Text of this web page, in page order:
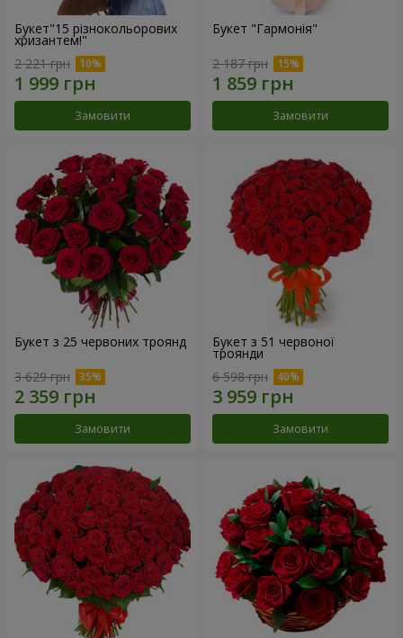
Букет"15 різнокольорових
хризантем!"
2 221 грн
Замовити
Букет "Гармонія"
2 187 грн
Замовити
Букет з 25 червоних троянд
3 629 грн
Замовити
Букет з 51 червоної
троянди
6 598 грн
Замовити